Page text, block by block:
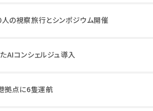
人の視察旅行とシンポジウム開催
AIコンシェルジュ導入
拠点に6隻運航